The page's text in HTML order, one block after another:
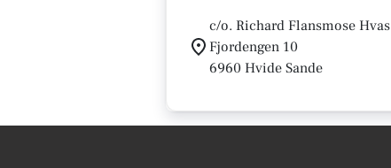
c/o. Richard Flansmose Hvas
Fjordengen 10
6960 Hvide Sande